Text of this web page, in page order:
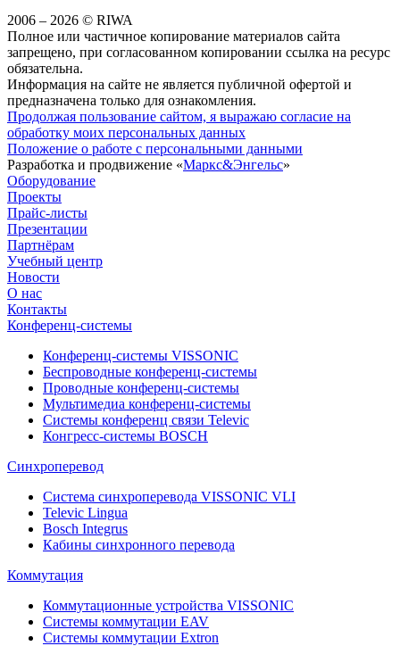
2006 – 2026 © RIWA
Полное или частичное копирование материалов сайта
запрещено, при согласованном копировании ссылка на ресурс
обязательна.
Информация на сайте не является публичной офертой и
предназначена только для ознакомления.
Продолжая пользование сайтом, я выражаю согласие на
обработку моих персональных данных
Положение о работе с персональными данными
Разработка и продвижение «Маркс&Энгельс»
Оборудование
Проекты
Прайс-листы
Презентации
Партнёрам
Учебный центр
Новости
О нас
Контакты
Конференц-системы
Конференц-системы VISSONIC
Беспроводные конференц-системы
Проводные конференц-системы
Мультимедиа конференц-системы
Системы конференц связи Televic
Конгресс-системы BOSCH
Синхроперевод
Система синхроперевода VISSONIC VLI
Televic Lingua
Bosch Integrus
Кабины синхронного перевода
Коммутация
Коммутационные устройства VISSONIC
Системы коммутации EAV
Системы коммутации Extron